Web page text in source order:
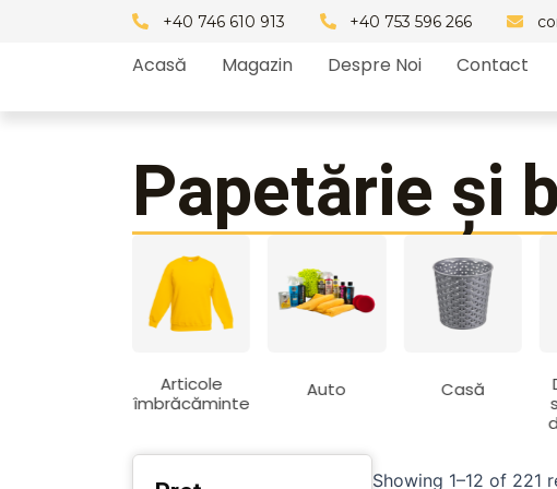
+40 746 610 913 +40 753 596 266
Acasă Magazin Despre Noi Contact
Papetărie și
Articole
îmbrăcăminte
Auto Casă
Showing 1–12 of 221